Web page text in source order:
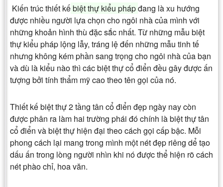
Kiến trúc thiết kếbiệt thự kiểu phápđang là xu hướng
được nhiều người lựa chọn cho ngôi nhà của mình với
những khoản hình thù đặc sắc nhất. Từ những mẫu biệt
thự kiểu pháp lộng lẫy, tráng lệ đến những mẫu tinh tế
nhưng không kém phần sang trọng cho ngôi nhà của bạn
và dù là kiểu nào thì các biệt thự cổ điển đều gây được ấn
tượng bởi tính thẩm mỹ cao theo tên gọi của nó.
Thiết kếbiệt thự 2 tầng tân cổ điển đẹp ngày nay còn
được phân ra làm hai trường phái đó chính là biệt thự tân
cổ điển và biệt thự hiện đại theo cách gọi cấp bậc. Mỗi
phong cách lại mang trong mình một nét đẹp riêng dể tạo
dấu ấn trong lòng người nhìn khi nó được thể hiện rõ cách
nét phào chỉ, hoa văn.